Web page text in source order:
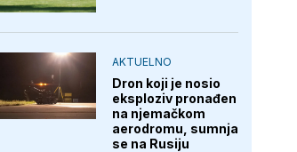
AKTUELNO
Dron koji je nosio
eksploziv pronađen
na njemačkom
aerodromu, sumnja
se na Rusiju